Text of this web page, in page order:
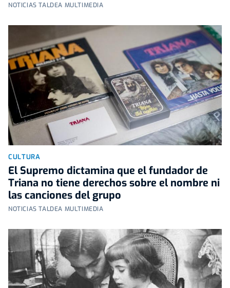
NOTICIAS TALDEA MULTIMEDIA
CULTURA
El Supremo dictamina que el fundador de
Triana no tiene derechos sobre el nombre ni
las canciones del grupo
NOTICIAS TALDEA MULTIMEDIA